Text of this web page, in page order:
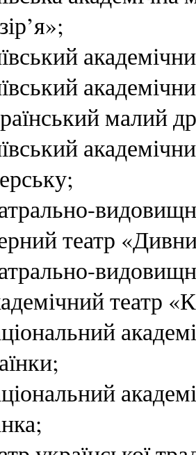
малий
театр
театр